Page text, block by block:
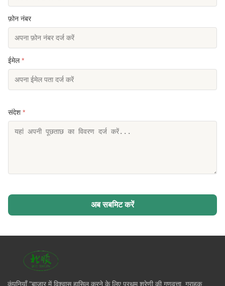
फ़ोन नंबर
ईमेल*
संदेश *
अब सबमिट करें
कंपनियाँ "बाजार में विश्वास हासिल करने के लिए प्रथम श्रेणी की गुणवत्ता, ग्राहक